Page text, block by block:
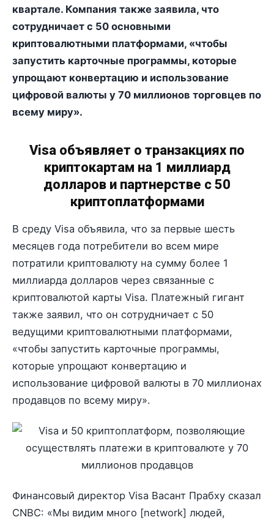
квартале. Компания также заявила, что
сотрудничает с 50 основными
криптовалютными платформами, «чтобы
запустить карточные программы, которые
упрощают конвертацию и использование
цифровой валюты у 70 миллионов торговцев по
всему миру».
Visa объявляет о транзакциях по
криптокартам на 1 миллиард
долларов и партнерстве с 50
криптоплатформами
В среду Visa объявила, что за первые шесть
месяцев года потребители во всем мире
потратили криптовалюту на сумму более 1
миллиарда долларов через связанные с
криптовалютой карты Visa. Платежный гигант
также заявил, что он сотрудничает с 50
ведущими криптовалютными платформами,
«чтобы запустить карточные программы,
которые упрощают конвертацию и
использование цифровой валюты в 70 миллионах
продавцов по всему миру».
Финансовый директор Visa Васант Прабху сказал
CNBC: «Мы видим много [network] людей,